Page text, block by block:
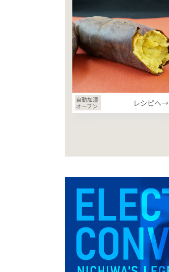
自動加湿
オーブン
レシピへ→